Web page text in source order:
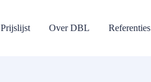
Prijslijst Over DBL Referenties